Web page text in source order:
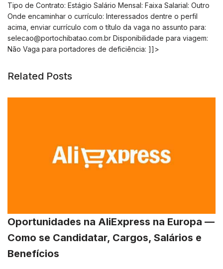
Tipo de Contrato: Estágio Salário Mensal: Faixa Salarial: Outro
Onde encaminhar o currículo: Interessados dentre o perfil
acima, enviar currículo com o título da vaga no assunto para:
selecao@portochibatao.com.br Disponibilidade para viagem:
Não Vaga para portadores de deficiência: ]]>
Related Posts
Oportunidades na AliExpress na Europa —
Como se Candidatar, Cargos, Salários e
Benefícios